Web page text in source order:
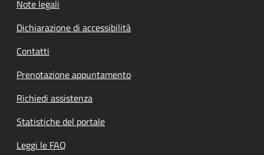
Note legali
Dichiarazione di accessibilità
Contatti
Prenotazione appuntamento
Richiedi assistenza
Statistiche del portale
Leggi le FAQ